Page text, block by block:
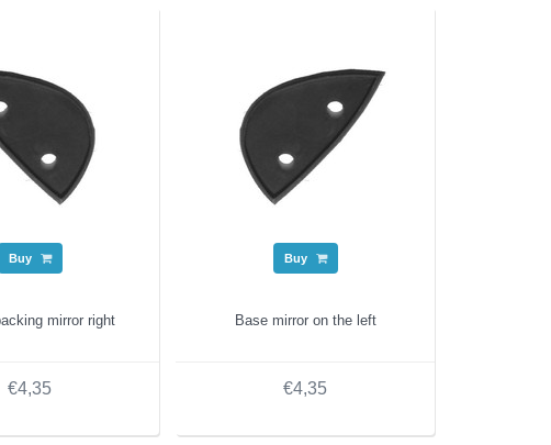
Buy
mirror right
€4,35
Buy
Base mirror on the left
€4,35